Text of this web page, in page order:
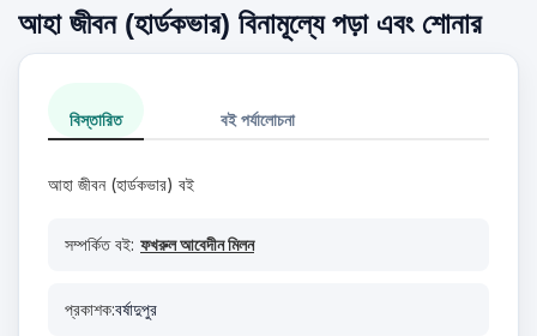
আহা জীবন (হার্ডকভার) বিনামূল্যে পড়া এবং শোনার
বিস্তারিত বই পর্যালোচনা
আহা জীবন (হার্ডকভার) বই
সম্পর্কিত বই: ফখরুল আবেদীন মিলন
প্রকাশক:বর্ষাদুপুর